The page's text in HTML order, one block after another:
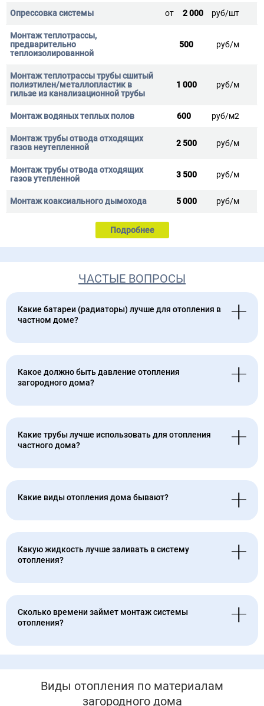
от 2 000 руб/шт
500 руб/м
1 000 руб/м
600 руб/м2
2 500 руб/м
3 500 руб/м
5 000 руб/м
Подробнее
ЧАСТЫЕ ВОПРОСЫ
Какие батареи (радиаторы) лучше для отопления в
частном доме?
Какое должно быть давление отопления
загородного дома?
Какие трубы лучше использовать для отопления
частного дома?
Какие виды отопления дома бывают?
Какую жидкость лучше заливать в систему
отопления?
Сколько времени займет монтаж системы
отопления?
Виды отопления по материалам
загородного дома